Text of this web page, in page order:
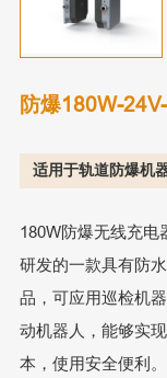
防爆180W-
适用于轨道防爆机
180W防爆无线充电
研发的一款具有防
品，可应用巡检机
动机器人，能够实
本，使用安全便利。